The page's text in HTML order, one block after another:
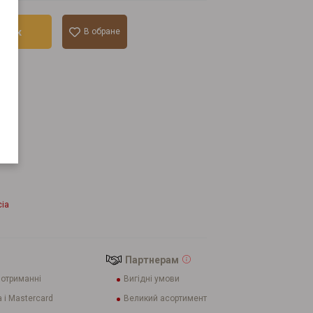
В обране
і Mastercard
Партнерам
Вигідні умови
Великий асортимент